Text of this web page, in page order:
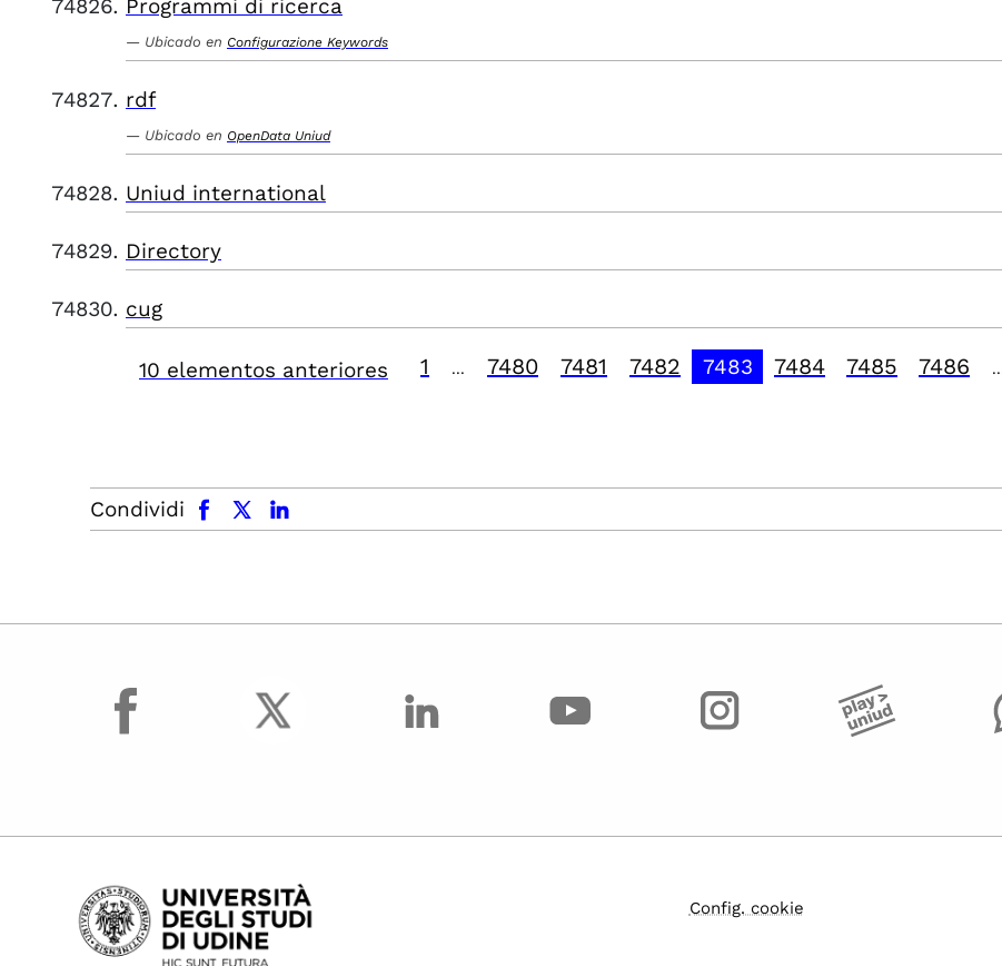
Programmi di ricerca
Ubicado en Configurazione Keywords
rdf
Ubicado en OpenData Uniud
Uniud international
Directory
cug
10 elementos anteriores 1 7480 7481 7482 7483 7484 7485 7486
Condividi
facebook x.com linkedin
facebook
Config. cookie